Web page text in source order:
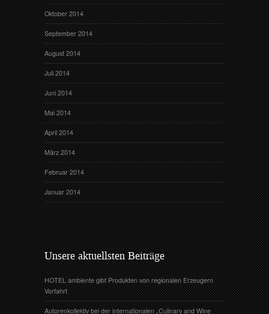
Oktober 2014
September 2014
August 2014
Juli 2014
Juni 2014
Mai 2014
April 2014
März 2014
Februar 2014
Januar 2014
Unsere aktuellsten Beiträge
HOTEL ambiente gibt Produkten von regionalen Erzeugern
Vorfahrt
Autorenkollektiv bei der internationalen „Culinary and Wine